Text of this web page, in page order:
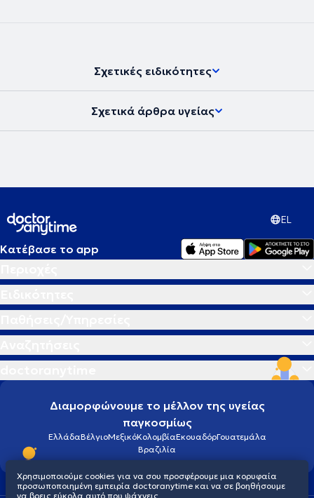
Σχετικές ειδικότητες
Σχετικά άρθρα υγείας
EL
Κατέβασε το app
Διαμορφώνουμε το μέλλον της υγείας
παγκοσμίως
ΕλλάδαΒέλγιοΜεξικόΚολομβίαΕκουαδόρΓουατεμάλα
Βραζιλία
Χρησιμοποιούμε cookies για να σου προσφέρουμε μια κορυφαία
προσωποποιημένη εμπειρία doctoranytime και να σε βοηθήσουμε
να βρεις εύκολα αυτό που ψάχνεις.